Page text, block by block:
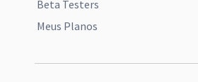
Beta Testers
Meus Planos